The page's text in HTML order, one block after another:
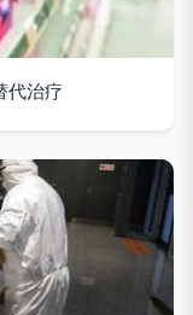
代治疗